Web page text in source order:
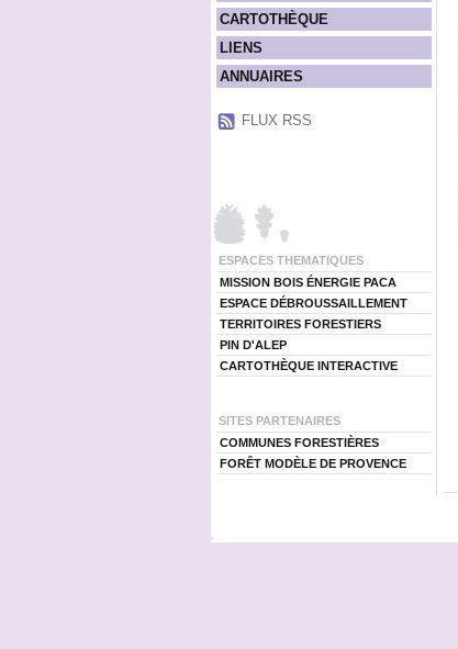
CARTOTHÈQUE
LIENS
ANNUAIRES
FLUX RSS
ESPACES THEMATIQUES
MISSION BOIS ÉNERGIE PACA
ESPACE DÉBROUSSAILLEMENT
TERRITOIRES FORESTIERS
PIN D'ALEP
CARTOTHÈQUE INTERACTIVE
SITES PARTENAIRES
COMMUNES FORESTIÈRES
FORÊT MODÈLE DE PROVENCE